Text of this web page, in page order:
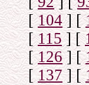
[104] [
[115] [
[126] [
[137] [